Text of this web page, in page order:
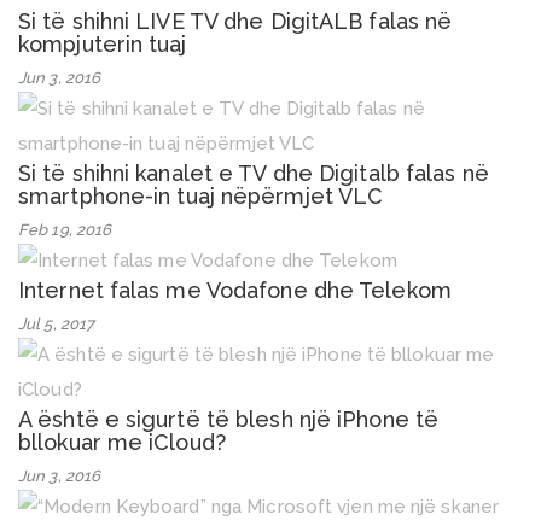
Si të shihni LIVE TV dhe DigitALB falas në
kompjuterin tuaj
Jun 3, 2016
Si të shihni kanalet e TV dhe Digitalb falas në
smartphone-in tuaj nëpërmjet VLC
Feb 19, 2016
Internet falas me Vodafone dhe Telekom
Jul 5, 2017
A është e sigurtë të blesh një iPhone të
bllokuar me iCloud?
Jun 3, 2016